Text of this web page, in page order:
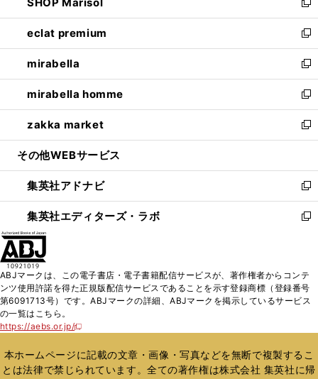
で
開
く
ド
ウ
で
開
く
ィ
ン
ド
ウ
で
開
く
い
ウ
ィ
ン
ド
ウ
で
開
く
新
し
い
ウ
ィ
ン
ド
ウ
で
開
eclat premium
新
し
い
ウ
ィ
ン
ド
ウ
開
く
mirabella
新
し
い
ウ
ィ
ン
ウ
で
開
く
mirabella homme
新
し
い
ウ
ン
ド
ウ
で
zakka market
新
し
ウ
ィ
ン
ド
く
その他WEBサービス
集英社アドナビ
新
し
い
ド
ウ
で
集英社エディターズ・ラボ
新
ィ
ン
ド
開
く
ABJマークは、この電子書店・電子書籍配信サービスが、著作権者からコンテ
ンツ使用許諾を得た正規版配信サービスであることを示す登録商標（登録番号
第6091713号）です。ABJマークの詳細、ABJマークを掲示しているサービス
の一覧はこちら。
https://aebs.or.jp/
新
い
ウ
ィ
本ホームページに記載の文章・画像・写真などを無断で複製するこ
とは法律で禁じられています。全ての著作権は株式会社 集英社に帰